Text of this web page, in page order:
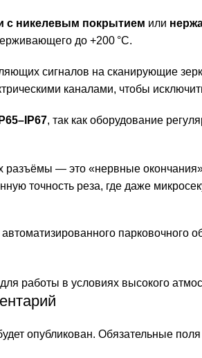
с никелевым покрытием или
до +200 °C.
сигналов на сканирующие
каналами, чтобы
IP65–IP67, так как оборудование
разъёмы — это «нервные
точность реза, где даже
парковочного
работы в условиях высокого
опубликован. Обязательные